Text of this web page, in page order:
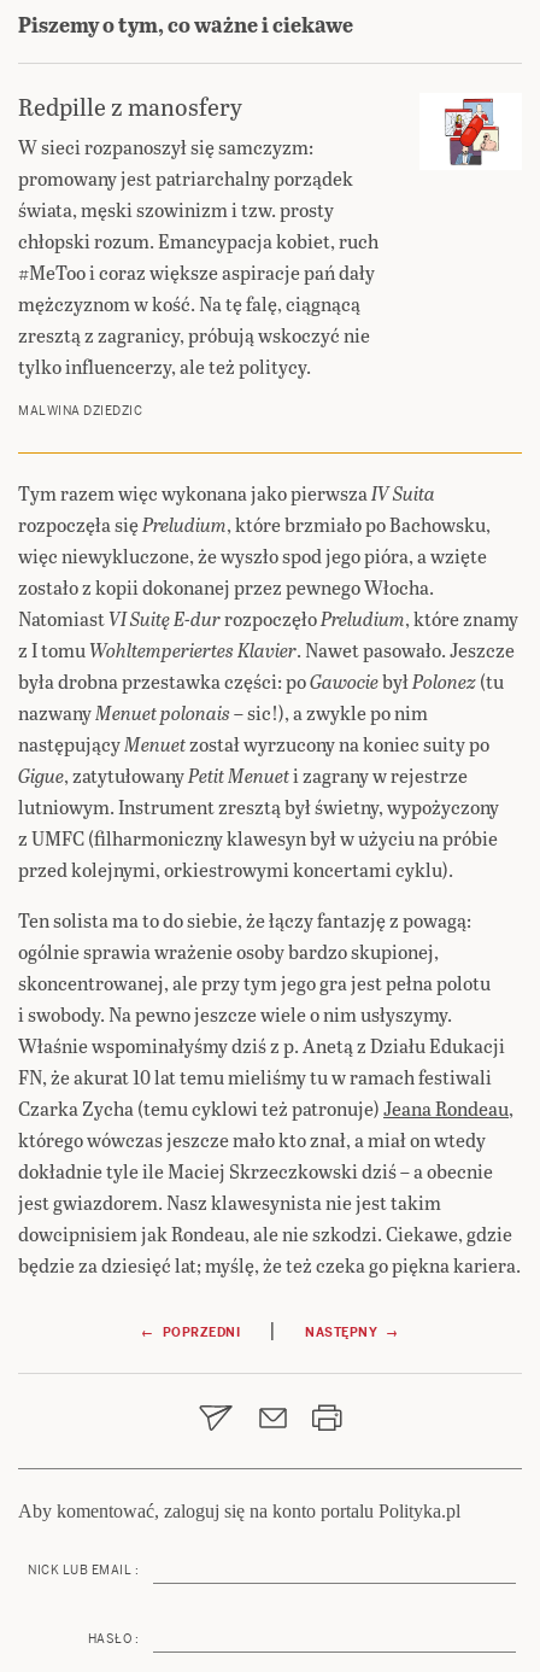
Piszemy o tym, co ważne i ciekawe
Redpille z manosfery
W sieci rozpanoszył się samczyzm:
promowany jest patriarchalny porządek
świata, męski szowinizm i tzw. prosty
chłopski rozum. Emancypacja kobiet, ruch
#MeToo i coraz większe aspiracje pań dały
mężczyznom w kość. Na tę falę, ciągnącą
zresztą z zagranicy, próbują wskoczyć nie
tylko influencerzy, ale też politycy.
MALWINA DZIEDZIC
Tym razem więc wykonana jako pierwszaIV Suita
rozpoczęła sięPreludium, które brzmiało po Bachowsku,
więc niewykluczone, że wyszło spod jego pióra, a wzięte
zostało z kopii dokonanej przez pewnego Włocha.
NatomiastVI Suitę E-durrozpoczęłoPreludium, które znamy
z I tomuWohltemperiertes Klavier. Nawet pasowało. Jeszcze
była drobna przestawka części: poGawociebyłPolonez(tu
nazwanyMenuet polonais– sic!), a zwykle po nim
następującyMenuetzostał wyrzucony na koniec suity po
Gigue, zatytułowanyPetit Menueti zagrany w rejestrze
lutniowym. Instrument zresztą był świetny, wypożyczony
z UMFC (filharmoniczny klawesyn był w użyciu na próbie
przed kolejnymi, orkiestrowymi koncertami cyklu).
Ten solista ma to do siebie, że łączy fantazję z powagą:
ogólnie sprawia wrażenie osoby bardzo skupionej,
skoncentrowanej, ale przy tym jego gra jest pełna polotu
i swobody. Na pewno jeszcze wiele o nim usłyszymy.
Właśnie wspominałyśmy dziś z p. Anetą z Działu Edukacji
FN, że akurat 10 lat temu mieliśmy tu w ramach festiwali
Czarka Zycha (temu cyklowi też patronuje)Jeana Rondeau,
którego wówczas jeszcze mało kto znał, a miał on wtedy
dokładnie tyle ile Maciej Skrzeczkowski dziś – a obecnie
jest gwiazdorem. Nasz klawesynista nie jest takim
dowcipnisiem jak Rondeau, ale nie szkodzi. Ciekawe, gdzie
będzie za dziesięć lat; myślę, że też czeka go piękna kariera.
Nawigacja
wpisu
← POPRZEDNI | NASTĘPNY →
Aby komentować, zaloguj się na konto portalu Polityka.pl
NICK LUB EMAIL :
HASŁO :